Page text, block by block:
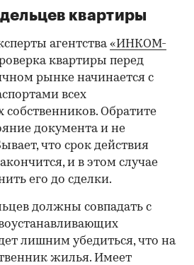
квартиры
агентства«ИНКОМ-
квартиры перед
рынке начинается с
всех
собственников. Обратите
документа и не
что срок действия
и в этом случае
его до сделки.
должны совпадать с
лишним убедиться, что на
жилья. Имеет